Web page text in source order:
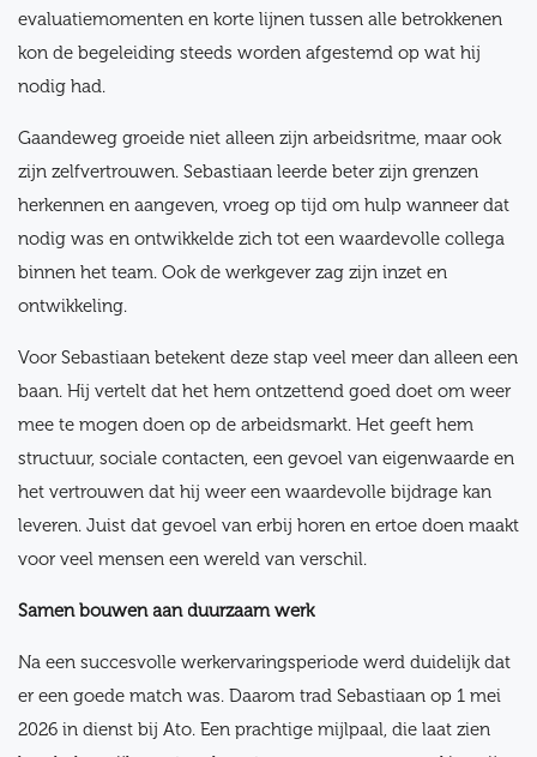
evaluatiemomenten en korte lijnen tussen alle betrokkenen
kon de begeleiding steeds worden afgestemd op wat hij
nodig had.
Gaandeweg groeide niet alleen zijn arbeidsritme, maar ook
zijn zelfvertrouwen. Sebastiaan leerde beter zijn grenzen
herkennen en aangeven, vroeg op tijd om hulp wanneer dat
nodig was en ontwikkelde zich tot een waardevolle collega
binnen het team. Ook de werkgever zag zijn inzet en
ontwikkeling.
Voor Sebastiaan betekent deze stap veel meer dan alleen een
baan. Hij vertelt dat het hem ontzettend goed doet om weer
mee te mogen doen op de arbeidsmarkt. Het geeft hem
structuur, sociale contacten, een gevoel van eigenwaarde en
het vertrouwen dat hij weer een waardevolle bijdrage kan
leveren. Juist dat gevoel van erbij horen en ertoe doen maakt
voor veel mensen een wereld van verschil.
Samen bouwen aan duurzaam werk
Na een succesvolle werkervaringsperiode werd duidelijk dat
er een goede match was. Daarom trad Sebastiaan op 1 mei
2026 in dienst bij Ato. Een prachtige mijlpaal, die laat zien